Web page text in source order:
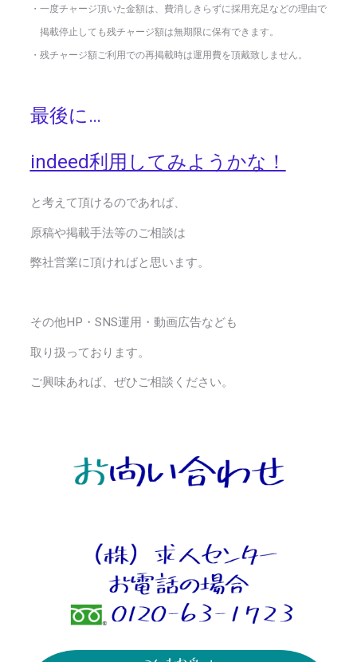
・一度チャージ頂いた金額は、費消しきらずに採用充足などの理由で
掲載停止しても残チャージ額は無期限に保有できます。
・残チャージ額ご利用での再掲載時は運用費を頂戴致しません。
最後に…
indeed利用してみようかな！
と考えて頂けるのであれば、
原稿や掲載手法等のご相談は
弊社営業に頂ければと思います。
その他HP・SNS運用・動画広告なども
取り扱っております。
ご興味あれば、ぜひご相談ください。